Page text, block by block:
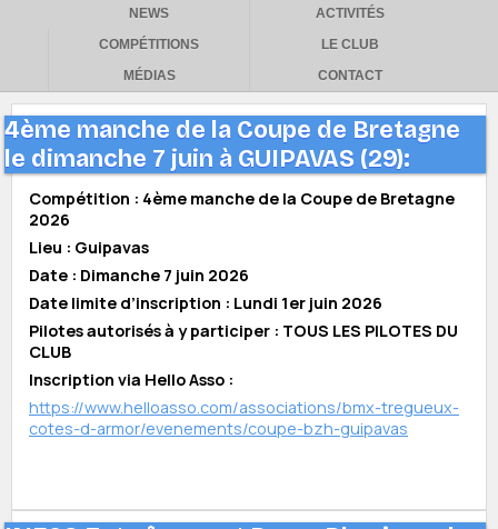
NEWS
ACTIVITÉS
COMPÉTITIONS
LE CLUB
MÉDIAS
CONTACT
4ème manche de la Coupe de Bretagne
le dimanche 7 juin à GUIPAVAS (29):
Compétition : 4ème manche de la Coupe de Bretagne
2026
Lieu : Guipavas
Date : Dimanche 7 juin 2026
Date limite d’inscription : Lundi 1er juin 2026
Pilotes autorisés à y participer : TOUS LES PILOTES DU
CLUB
Inscription via Hello Asso :
https://www.helloasso.com/associations/bmx-tregueux-
cotes-d-armor/evenements/coupe-bzh-guipavas